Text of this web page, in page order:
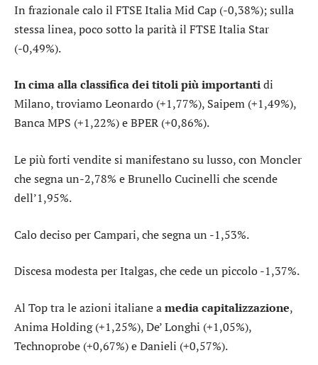
In frazionale calo il FTSE Italia Mid Cap (-0,38%); sulla
stessa linea, poco sotto la parità il FTSE Italia Star
(-0,49%).
In cima alla classifica dei titoli più importantidi
Milano, troviamoLeonardo (+1,77%), Saipem (+1,49%),
Banca MPS (+1,22%) eBPER (+0,86%).
Le più forti vendite si manifestano su lusso, con Moncler
che segna un-2,78% eBrunello Cucinelli che scende
dell’1,95%.
Calo deciso perCampari, che segna un -1,53%.
Discesa modesta perItalgas, che cede un piccolo -1,37%.
Al Top tra le azioni italiane amedia capitalizzazione,
Anima Holding(+1,25%),De’ Longhi (+1,05%),
Technoprobe (+0,67%) eDanieli (+0,57%).